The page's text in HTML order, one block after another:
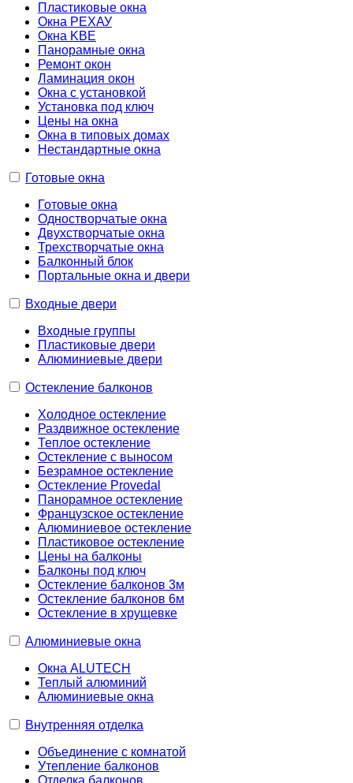
Пластиковые окна
Окна РЕХАУ
Окна KBE
Панорамные окна
Ремонт окон
Ламинация окон
Окна с установкой
Установка под ключ
Цены на окна
Окна в типовых домах
Нестандартные окна
Готовые окна
Готовые окна
Одностворчатые окна
Двухстворчатые окна
Трехстворчатые окна
Балконный блок
Портальные окна и двери
Входные двери
Входные группы
Пластиковые двери
Алюминиевые двери
Остекление балконов
Холодное остекление
Раздвижное остекление
Теплое остекление
Остекление с выносом
Безрамное остекление
Остекление Provedal
Панорамное остекление
Французское остекление
Алюминиевое остекление
Пластиковое остекление
Цены на балконы
Балконы под ключ
Остекление балконов 3м
Остекление балконов 6м
Остекление в хрущевке
Алюминиевые окна
Окна ALUTECH
Теплый алюминий
Алюминиевые окна
Внутренняя отделка
Объединение с комнатой
Утепление балконов
Отделка балконов